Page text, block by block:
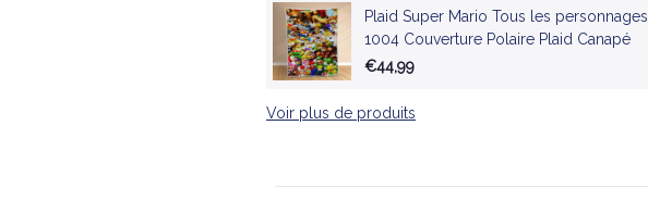
Plaid Super Mario Tous les personnages
1004 Couverture Polaire Plaid Canapé
€44,99
Voir plus de produits